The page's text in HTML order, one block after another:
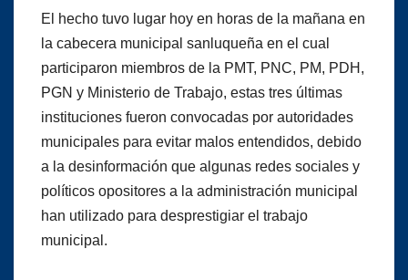
El hecho tuvo lugar hoy en horas de la mañana en
la cabecera municipal sanluqueña en el cual
participaron miembros de la PMT, PNC, PM, PDH,
PGN y Ministerio de Trabajo, estas tres últimas
instituciones fueron convocadas por autoridades
municipales para evitar malos entendidos, debido
a la desinformación que algunas redes sociales y
políticos opositores a la administración municipal
han utilizado para desprestigiar el trabajo
municipal.